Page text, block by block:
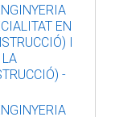
EN
I
LA
-